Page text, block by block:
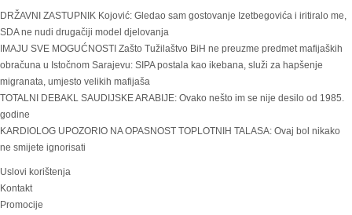
DRŽAVNI ZASTUPNIK Kojović: Gledao sam gostovanje Izetbegovića i iritiralo me,
SDA ne nudi drugačiji model djelovanja
IMAJU SVE MOGUĆNOSTI Zašto Tužilaštvo BiH ne preuzme predmet mafijaških
obračuna u Istočnom Sarajevu: SIPA postala kao ikebana, služi za hapšenje
migranata, umjesto velikih mafijaša
TOTALNI DEBAKL SAUDIJSKE ARABIJE: Ovako nešto im se nije desilo od 1985.
godine
KARDIOLOG UPOZORIO NA OPASNOST TOPLOTNIH TALASA: Ovaj bol nikako
ne smijete ignorisati
Uslovi korištenja
Kontakt
Promocije